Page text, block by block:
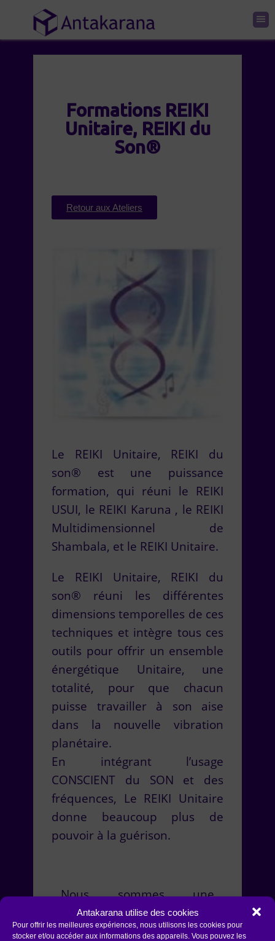
Antakarana utilise des cookies
Pour offrir les meilleures expériences, nous utilisons les cookies pour
stocker et/ou accéder aux informations des appareils. Vous pouvez les
Formations REIKI
Unitaire, REIKI du
Son®
Retour aux Ateliers
Le REIKI Unitaire, REIKI du
son® est une puissance
formation, qui réuni le REIKI
USUI, le REIKI Karuna , le REIKI
Multidimensionnel de
Shambala, et le REIKI Unitaire.
Le REIKI Unitaire, REIKI du
son® réuni les différentes
dimensions temporelles de ces
techniques et intègre tous ces
outils pour offrir un ensemble
énergétique Unitaire, une
totalité, pour que chacun
puisse travailler à son aise
dans la nouvelle vibration
planétaire.
En intégrant l’usage
CONSCIENT du SON et des
fréquences, Le REIKI Unitaire
donne beaucoup plus de
pouvoir à la guérison.
Nous sommes une
fréquence, un son, une
couleur et une géométrie.